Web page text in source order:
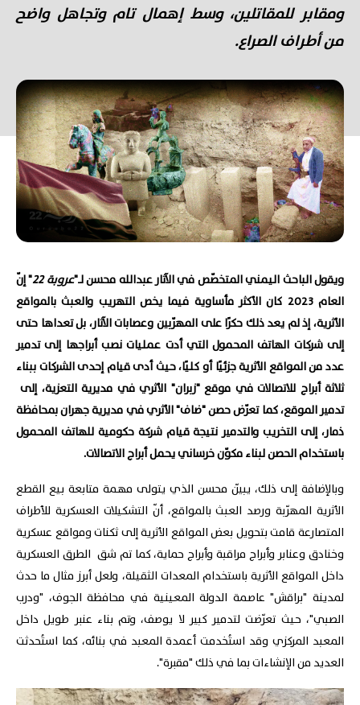
ومقابر للمقاتلين، وسط إهمال تام وتجاهل واضح
من أطراف الصراع.
ويقول الباحث اليمني المتخصّص في الآثار عبدالله محسن لـ"عروبة 22
" إنّ
العام 2023 كان الأكثر مأساوية فيما يخص التهريب والعبث بالمواقع
الأثرية، إذ لم يعد ذلك حكرًا على المهرّبين وعصابات الآثار، بل تعداها حتى
إلى شركات الهاتف المحمول التي أدت عمليات نصب أبراجها إلى تدمير
عدد من المواقع الأثرية جزئيًا أو كليًا، حيث أدى قيام إحدى الشركات ببناء
ثلاثة أبراج للاتصالات في موقع "زبران" الأثري في مديرية التعزية، إلى
تدمير الموقع، كما تعرّض حصن "ضاف" الأثري في مديرية جهران بمحافظة
ذمار، إلى التخريب والتدمير نتيجة قيام شركة حكومية للهاتف المحمول
باستخدام الحصن لبناء مكوّن خرساني يحمل أبراج الاتصالات.
وبالإضافة إلى ذلك، يبيّن محسن الذي يتولى مهمة متابعة بيع القطع
الأثرية المهرّبة ورصد العبث بالمواقع، أنّ التشكيلات العسكرية للأطراف
المتصارعة قامت بتحويل بعض المواقع الأثرية إلى ثكنات ومواقع عسكرية
وخنادق وعنابر وأبراج مراقبة وأبراج حماية، كما تم شق الطرق العسكرية
داخل المواقع الأثرية باستخدام المعدات الثقيلة، ولعل أبرز مثال ما حدث
لمدينة "براقش" عاصمة الدولة المعينية في محافظة الجوف، "ودرب
الصبي"، حيث تعرّضت لتدمير كبير لا يوصف، وتم بناء عنبر طويل داخل
المعبد المركزي وقد استُخدمت أعمدة المعبد في بنائه، كما استُحدثت
العديد من الإنشاءات بما في ذلك "مقبرة".